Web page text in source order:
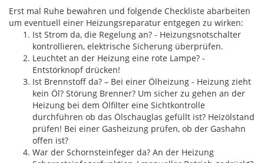
Erst mal Ruhe bewahren und folgende Checkliste abarbeiten
um eventuell einer Heizungsreparatur entgegen zu wirken:
Ist Strom da, die Regelung an? - Heizungsnotschalter
kontrollieren, elektrische Sicherung überprüfen.
Leuchtet an der Heizung eine rote Lampe? -
Entstörknopf drücken!
Ist Brennstoff da? – Bei einer Ölheizung - Heizung zieht
kein Öl? Störung Brenner? Um sicher zu gehen an der
Heizung bei dem Ölfilter eine Sichtkontrolle
durchführen ob das Ölschauglas gefüllt ist? Heizölstand
prüfen! Bei einer Gasheizung prüfen, ob der Gashahn
offen ist?
War der Schornsteinfeger da? An der Heizung